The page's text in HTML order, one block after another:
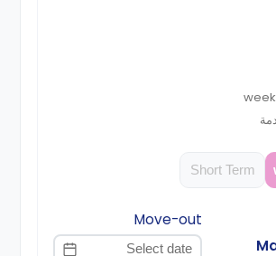
week
Short Term
Move-out